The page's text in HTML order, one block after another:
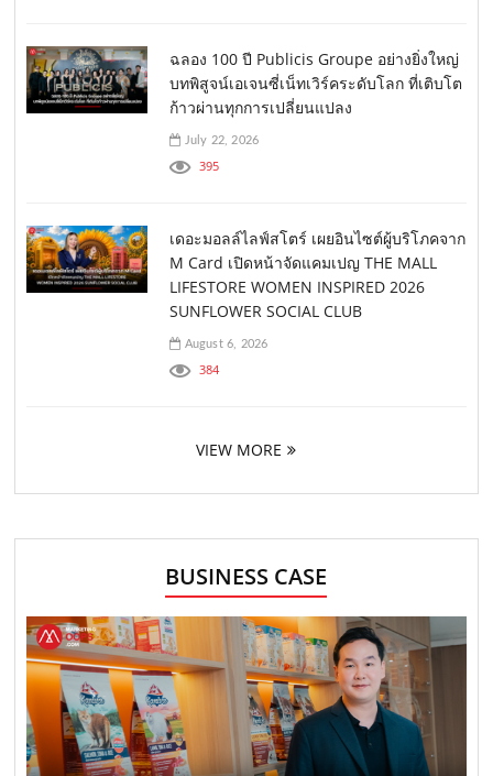
ฉลอง 100 ปี Publicis Groupe อย่างยิ่งใหญ่
บทพิสูจน์เอเจนซี่เน็ทเวิร์คระดับโลก ที่เติบโต
ก้าวผ่านทุกการเปลี่ยนแปลง
July 22, 2026
395
เดอะมอลล์ไลฟ์สโตร์ เผยอินไซต์ผู้บริโภคจาก
M Card เปิดหน้าจัดแคมเปญ THE MALL
LIFESTORE WOMEN INSPIRED 2026
SUNFLOWER SOCIAL CLUB
August 6, 2026
384
VIEW MORE
BUSINESS CASE